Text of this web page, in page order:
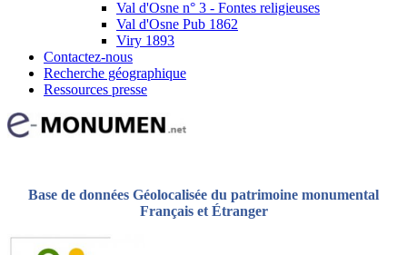
Val d'Osne n° 3 - Fontes religieuses
Val d'Osne Pub 1862
Viry 1893
Contactez-nous
Recherche géographique
Ressources presse
Base de données Géolocalisée du patrimoine monumental
Français et Étranger